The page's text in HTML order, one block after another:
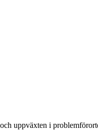
uppväxten i